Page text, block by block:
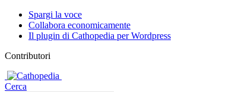
Spargi la voce
Collabora economicamente
Il plugin di Cathopedia per Wordpress
Contributori
Cerca